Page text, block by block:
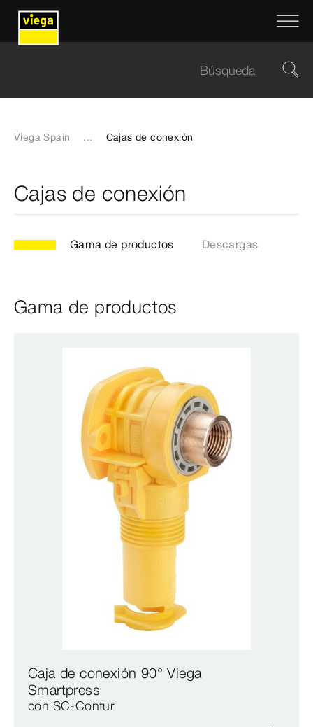
Viega Spain ... Cajas de conexión
Cajas de conexión
Gama de productos Descargas
Gama de productos
Caja de conexión 90° Viega
Smartpress
con SC‑Contur